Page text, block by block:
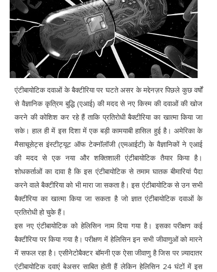
एंटीबायोटिक दवाओं के बैक्टीरिया पर घटते असर के मद्देनज़र पिछले कुछ वर्षों
से वैज्ञानिक कृत्रिम बुद्धि (एआई) की मदद से नए किस्म की दवाओं की खोज
करने की कोशिश कर रहे हैं ताकि प्रतिरोधी बैक्टीरिया का खात्मा किया जा
सके। हाल ही में इस दिशा में एक बड़ी कामयाबी हासिल हुई है। अमेरिका के
मैसाचूसेट्स इंस्टीट्यूट ऑफ टेक्नॉलॉजी (एमआईटी) के वैज्ञानिकों ने एआई
की मदद से एक नया और शक्तिशाली एंटीबायोटिक तैयार किया है।
शोधकर्ताओं का दावा है कि इस एंटीबायोटिक से तमाम घातक बीमारियां पैदा
करने वाले बैक्टीरिया को भी मारा जा सकता है। इस एंटीबायोटिक से उन सभी
बैक्टीरिया का खात्मा किया जा सकता है जो ज्ञात एंटीबायोटिक दवाओं के
प्रतिरोधी हो चुके हैं।
इस नए एंटीबायोटिक को हेलिसिन नाम दिया गया है। इसका परीक्षण कई
बैक्टीरिया पर किया गया है। परीक्षण में हेलिसिन इन सभी जीवाणुओं को मारने
में सफल रहा है। एसीनेटोबैक्टर बॉमनी एक ऐसा जीवाणु है जिस पर ज़्यादातर
एंटीबायोटिक दवाएं बेअसर साबित होती हैं लेकिन हेलिसिन 24 घंटों में इस